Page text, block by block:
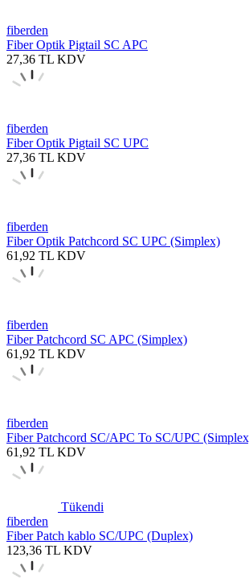
fiberden
Fiber Optik Pigtail SC APC
27,36 TL KDV
fiberden
Fiber Optik Pigtail SC UPC
27,36 TL KDV
fiberden
Fiber Optik Patchcord SC UPC (Simplex)
61,92 TL KDV
fiberden
Fiber Patchcord SC APC (Simplex)
61,92 TL KDV
fiberden
Fiber Patchcord SC/APC To SC/UPC
61,92 TL KDV
Tükendi
fiberden
Fiber Patch kablo SC/UPC (Duplex)
123,36 TL KDV